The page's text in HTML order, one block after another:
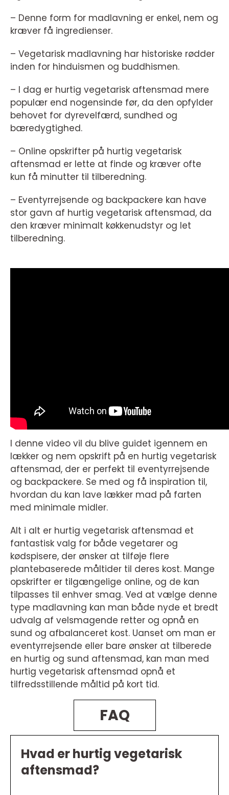
– Denne form for madlavning er enkel, nem og
kræver få ingredienser.
– Vegetarisk madlavning har historiske rødder
inden for hinduismen og buddhismen.
– I dag er hurtig vegetarisk aftensmad mere
populær end nogensinde før, da den opfylder
behovet for dyrevelfærd, sundhed og
bæredygtighed.
– Online opskrifter på hurtig vegetarisk
aftensmad er lette at finde og kræver ofte
kun få minutter til tilberedning.
– Eventyrrejsende og backpackere kan have
stor gavn af hurtig vegetarisk aftensmad, da
den kræver minimalt køkkenudstyr og let
tilberedning.
I denne video vil du blive guidet igennem en
lækker og nem opskrift på en hurtig vegetarisk
aftensmad, der er perfekt til eventyrrejsende
og backpackere. Se med og få inspiration til,
hvordan du kan lave lækker mad på farten
med minimale midler.
Alt i alt er hurtig vegetarisk aftensmad et
fantastisk valg for både vegetarer og
kødspisere, der ønsker at tilføje flere
plantebaserede måltider til deres kost. Mange
opskrifter er tilgængelige online, og de kan
tilpasses til enhver smag. Ved at vælge denne
type madlavning kan man både nyde et bredt
udvalg af velsmagende retter og opnå en
sund og afbalanceret kost. Uanset om man er
eventyrrejsende eller bare ønsker at tilberede
en hurtig og sund aftensmad, kan man med
hurtig vegetarisk aftensmad opnå et
tilfredsstillende måltid på kort tid.
FAQ
Hvad er hurtig vegetarisk
aftensmad?